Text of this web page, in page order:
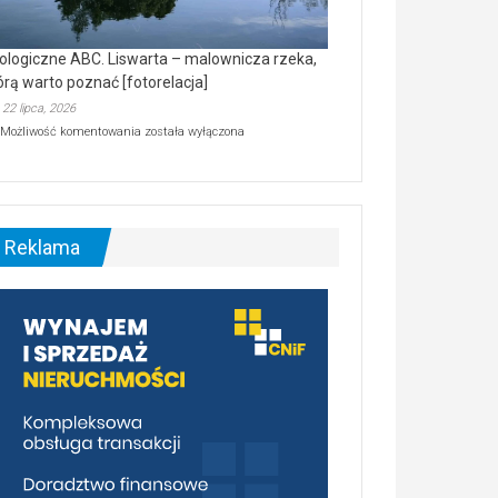
ABC. Liswarta – malownicza rzeka,
warto poznać [fotorelacja]
22 lipca, 2026
Możliwość komentowania Ekologiczne
–
malownicza
[fotorelacja]
została wyłączona
Reklama